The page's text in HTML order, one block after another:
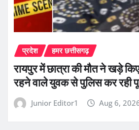
प्रदेश हमर छत्तीसगढ़
रायपुर में छात्रा की मौत ने खड़े
रहने वाले युवक से पुलिस कर रही
Junior Editor1 Aug 6,